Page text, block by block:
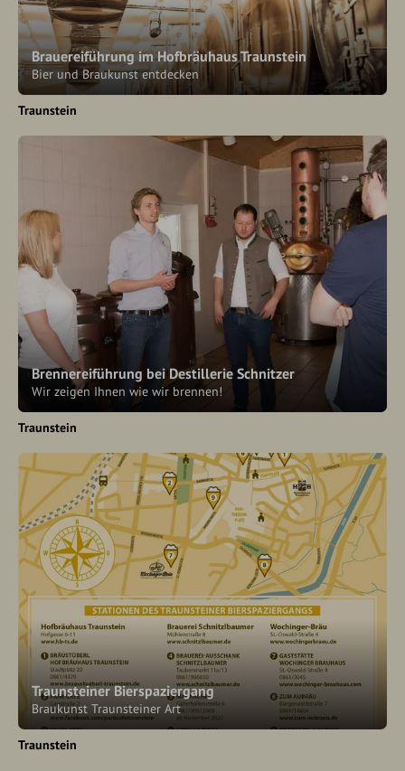
Brauereiführung im Hofbräuhaus Traunstein
Bier und Braukunst entdecken
Traunstein
Brennereiführung bei Destillerie Schnitzer
Wir zeigen Ihnen wie wir brennen!
Traunstein
Traunsteiner Bierspaziergang
Brau­kunst Traun­stei­ner Art
Traunstein